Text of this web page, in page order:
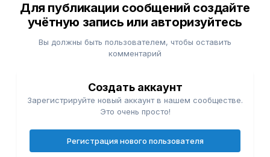
Для публикации сообщений создайте
учётную запись или авторизуйтесь
Вы должны быть пользователем, чтобы оставить
комментарий
Создать аккаунт
Зарегистрируйте новый аккаунт в нашем сообществе.
Это очень просто!
Регистрация нового пользователя